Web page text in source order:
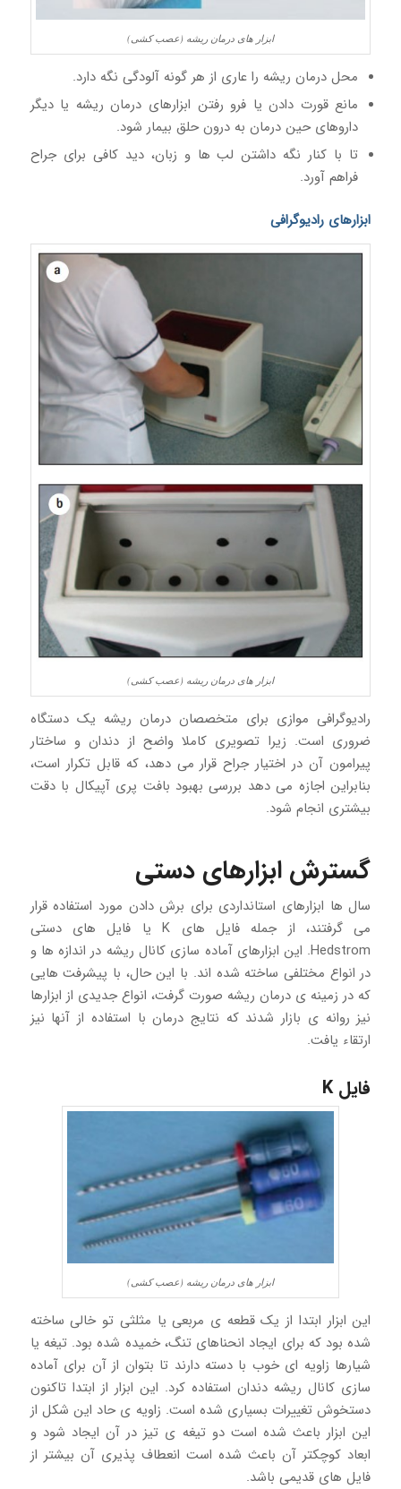
ابزار های درمان ریشه (عصب کشی)
محل درمان ریشه را عاری از هر گونه آلودگی نگه دارد.
مانع قورت دادن یا فرو رفتن ابزارهای درمان ریشه یا دیگر
داروهای حین درمان به درون حلق بیمار شود.
تا با کنار نگه داشتن لب ها و زبان، دید کافی برای جراح
فراهم آورد.
ابزارهای رادیوگرافی
ابزار های درمان ریشه (عصب کشی)
رادیوگرافی موازی برای متخصصان درمان ریشه یک دستگاه
ضروری است. زیرا تصویری کاملا واضح از دندان و ساختار
پیرامون آن در اختیار جراح قرار می دهد، که قابل تکرار است،
بنابراین اجازه می دهد بررسی بهبود بافت پری آپیکال با دقت
بیشتری انجام شود.
گسترش ابزارهای دستی
سال ها ابزارهای استانداردی برای برش دادن مورد استفاده قرار
می گرفتند، از جمله فایل های K یا فایل های دستی
Hedstrom. این ابزارهای آماده سازی کانال ریشه در اندازه ها و
در انواع مختلفی ساخته شده اند. با این حال، با پیشرفت هایی
که در زمینه ی درمان ریشه صورت گرفت، انواع جدیدی از ابزارها
نیز روانه ی بازار شدند که نتایج درمان با استفاده از آنها نیز
ارتقاء یافت.
فایل K
ابزار های درمان ریشه (عصب کشی)
این ابزار ابتدا از یک قطعه ی مربعی یا مثلثی تو خالی ساخته
شده بود که برای ایجاد انحناهای تنگ، خمیده شده بود. تیغه یا
شیارها زاویه ای خوب با دسته دارند تا بتوان از آن برای آماده
سازی کانال ریشه دندان استفاده کرد. این ابزار از ابتدا تاکنون
دستخوش تغییرات بسیاری شده است. زاویه ی حاد این شکل از
این ابزار باعث شده است دو تیغه ی تیز در آن ایجاد شود و
ابعاد کوچکتر آن باعث شده است انعطاف پذیری آن بیشتر از
فایل های قدیمی باشد.